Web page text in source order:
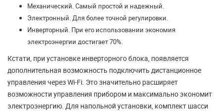
Механический. Самый простой и надежный.
Электронный. Для более точной регулировки.
Инверторный. При его использовании экономия
электроэнергии достигает 70%.
Кстати, при установке инверторного блока, появляется
дополнительная возможность подключить дистанционное
управления через Wi-Fi. Это значительно расширяет
возможности управления прибором и максимально экономит
электроэнергию. Для напольной установки, комплект шасси